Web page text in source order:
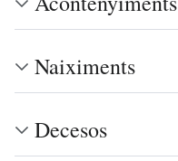
Naiximents
Decesos